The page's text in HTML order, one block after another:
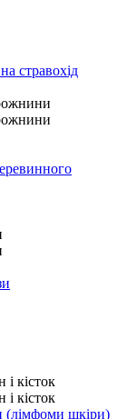
стравохід
кісток
кісток
(лімфоми шкіри)